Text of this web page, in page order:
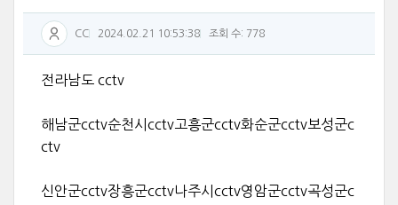
CC 2024.02.21 10:53:38 조회 수: 778
전라남도 cctv
해남군cctv순천시cctv고흥군cctv화순군cctv보성군c
ctv
신안군cctv장흥군cctv나주시cctv영암군cctv곡성군c